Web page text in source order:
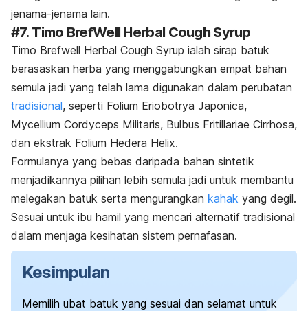
jenama-jenama lain.
#7. Timo BrefWell Herbal Cough Syrup
Timo Brefwell Herbal Cough Syrup ialah sirap batuk
berasaskan herba yang menggabungkan empat bahan
semula jadi yang telah lama digunakan dalam perubatan
tradisional, seperti Folium Eriobotrya Japonica,
Mycellium Cordyceps Militaris, Bulbus Fritillariae Cirrhosa,
dan ekstrak Folium Hedera Helix.
Formulanya yang bebas daripada bahan sintetik
menjadikannya pilihan lebih semula jadi untuk membantu
melegakan batuk serta mengurangkan kahak yang degil.
Sesuai untuk ibu hamil yang mencari alternatif tradisional
dalam menjaga kesihatan sistem pernafasan.
Kesimpulan
Memilih ubat batuk yang sesuai dan selamat untuk